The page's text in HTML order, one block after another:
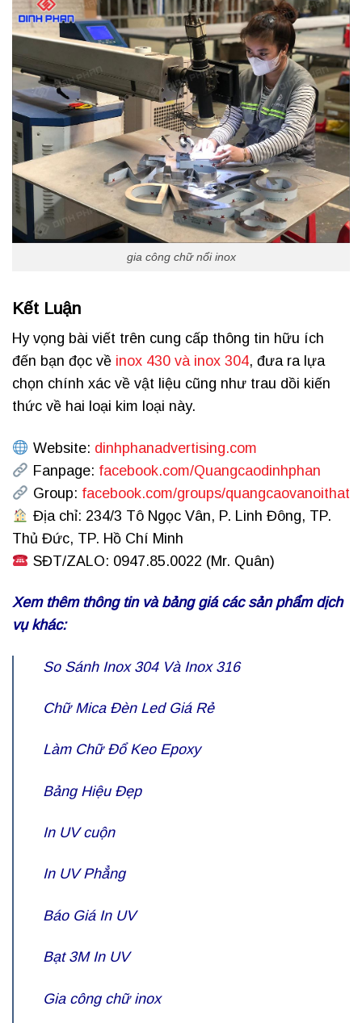
gia công chữ nổi inox
Kết Luận
Hy vọng bài viết trên cung cấp thông tin hữu ích
đến bạn đọc về inox 430 và inox 304, đưa ra lựa
chọn chính xác về vật liệu cũng như trau dồi kiến
thức về hai loại kim loại này.
Website: dinhphanadvertising.com
Fanpage: facebook.com/Quangcaodinhphan
Group: facebook.com/groups/quangcaovanoithat
Địa chỉ: 234/3 Tô Ngọc Vân, P. Linh Đông, TP.
Thủ Đức, TP. Hồ Chí Minh
SĐT/ZALO: 0947.85.0022 (Mr. Quân)
Xem thêm thông tin và bảng giá các sản phẩm dịch
vụ khác:
So Sánh Inox 304 Và Inox 316
Chữ Mica Đèn LedGiá Rẻ
Làm Chữ Đổ Keo Epoxy
Bảng Hiệu Đẹp
In UV cuộn
In UV Phẳng
Báo Giá In UV
Bạt 3M In UV
Gia công chữ inox